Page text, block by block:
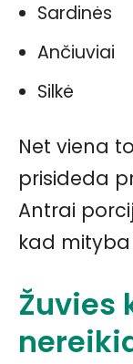
Sardinės
Ančiuviai
Silkė
Net viena
prisideda
Antrai
kad mityba
Žuvies